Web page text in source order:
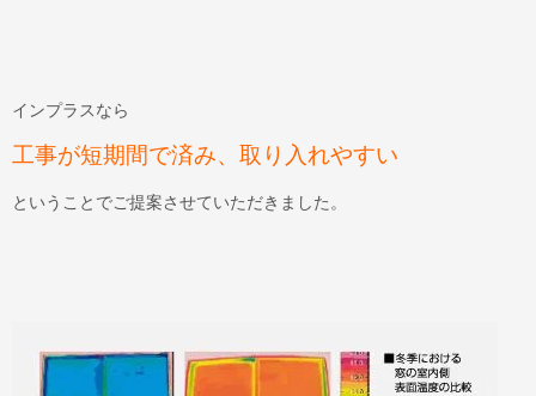
インプラスなら
工事が短期間で済み、取り入れやすい
ということでご提案させていただきました。